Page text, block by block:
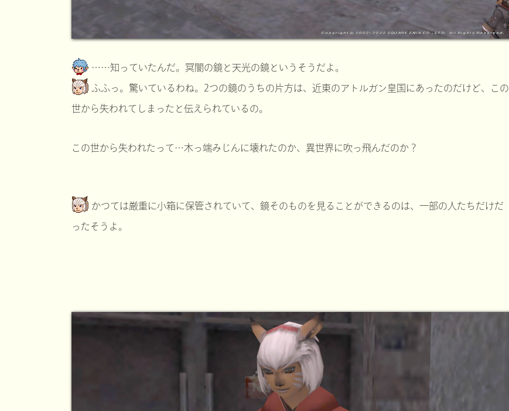
……知っていたんだ。冥闇の鏡と天光の鏡というそうだよ。
ふふっ。驚いているわね。2つの鏡のうちの片方は、近東のアトルガン皇国にあったのだけど、この
世から失われてしまったと伝えられているの。
この世から失われたって…木っ端みじんに壊れたのか、異世界に吹っ飛んだのか？
かつては厳重に小箱に保管されていて、鏡そのものを見ることができるのは、一部の人たちだけだ
ったそうよ。